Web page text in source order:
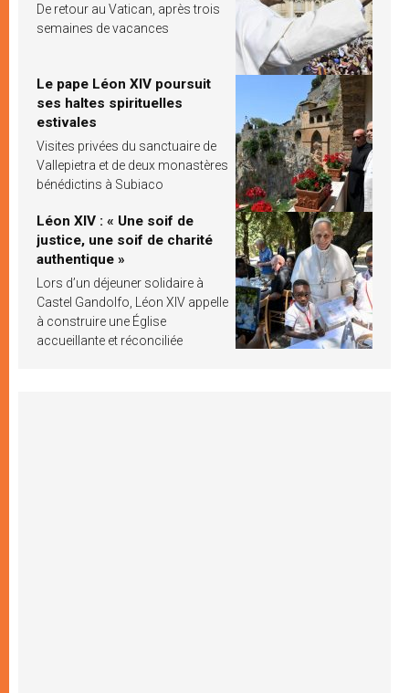
De retour au Vatican, après trois
semaines de vacances
Le pape Léon XIV poursuit
ses haltes spirituelles
estivales
Visites privées du sanctuaire de
Vallepietra et de deux monastères
bénédictins à Subiaco
Léon XIV : « Une soif de
justice, une soif de charité
authentique »
Lors d’un déjeuner solidaire à
Castel Gandolfo, Léon XIV appelle
à construire une Église
accueillante et réconciliée